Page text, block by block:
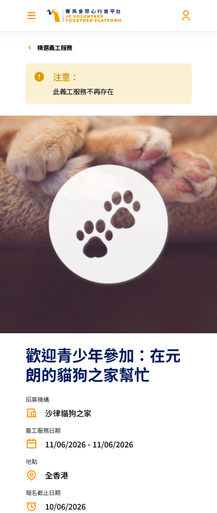
精選義工服務
注意：
此義工服務不再存在
歡迎青少年參加：在元
朗的貓狗之家幫忙
招募機構
沙律貓狗之家
義工服務日期
11/06/2026 - 11/06/2026
地點
全香港
報名截止日期
10/06/2026